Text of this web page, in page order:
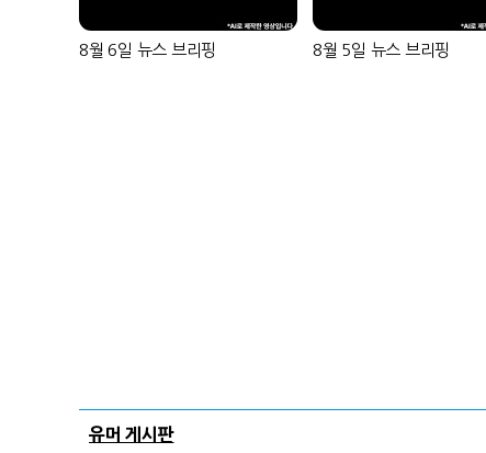
8월 6일 뉴스 브리핑 8월 5일 뉴스 브리핑
유머 게시판